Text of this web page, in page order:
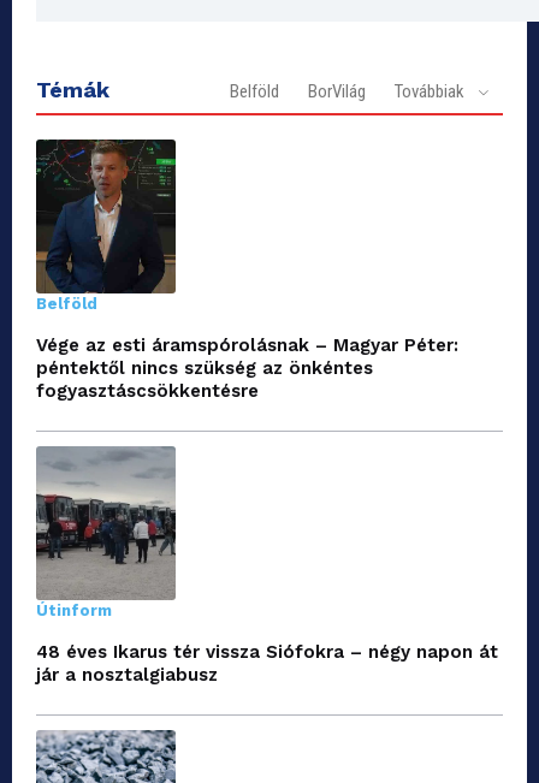
Témák Belföld BorVilág Továbbiak
Belföld
Vége az esti áramspórolásnak – Magyar Péter:
péntektől nincs szükség az önkéntes
fogyasztáscsökkentésre
Útinform
48 éves Ikarus tér vissza Siófokra – négy napon át
jár a nosztalgiabusz